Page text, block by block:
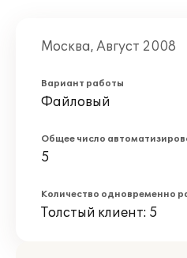
Москва, Август 2008
Вариант работы
Файловый
Общее число
5
Количество одновременно
Толстый клиент: 5